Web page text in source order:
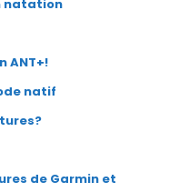
natation
ANT+!
natif
de Garmin et